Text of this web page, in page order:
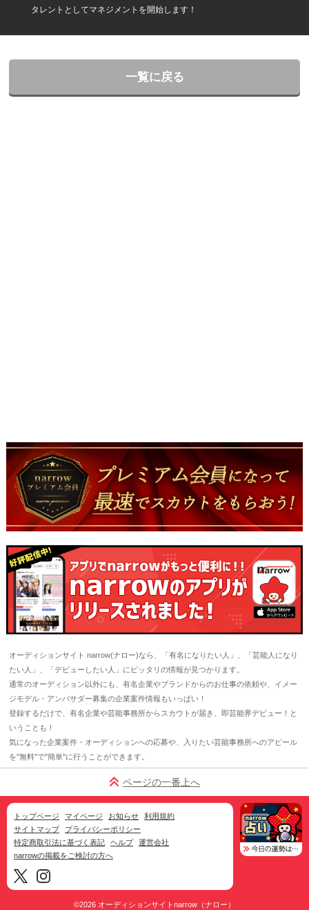
タレントとしてマネジメントを開始します！
一覧に戻る
オーディションサイト narrow(ナロー)なら、「有名になりたい人」、「芸能人になり
たい人」、「デビューしたい人」にピッタリの情報が見つかります。
通常のオーディション以外にも、有名企業やブランドからのお仕事の依頼や、イメー
ジモデル・アンバサダー募集の企業案件情報もいっぱい！
登録するだけで、有名企業や芸能事務所からスカウトが届き、即芸能界デビュー！と
いうことも！
気になった企業案件・オーディションへの応募や、入りたい芸能事務所へのアピール
を"無料"で"簡単"に行うことができます。
ページの一番上へ
トップページ マイページ お知らせ
利用規約
サイトマップ
プライバシーポリシー
特定商取引法に基づく表記
ヘルプ
運営会社
narrowの掲載をご検討の方へ
©2026 オーディションサイトnarrow（ナロー）